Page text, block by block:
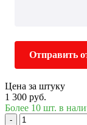
Отправить
Цена за штуку
1 300 руб.
Более 10 шт. в
-